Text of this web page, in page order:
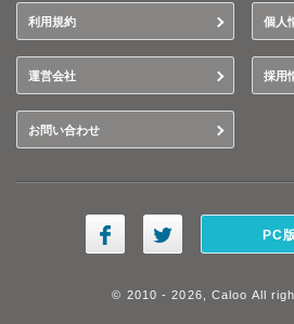
利用規約 個人
運営会社 採用
お問い合わせ
PC
© 2010 - 2026, Caloo All